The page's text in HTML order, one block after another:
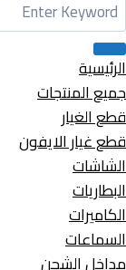
for:
الرئيسية
جميع المنتجات
قطع الغيار
قطع غيار الايفون
الشاشات
البطاريات
الكاميرات
السماعات
مداخل الشحن